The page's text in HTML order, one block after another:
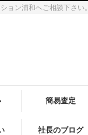
ョン浦和へご相談下さい。
簡易査定
社長のブログ